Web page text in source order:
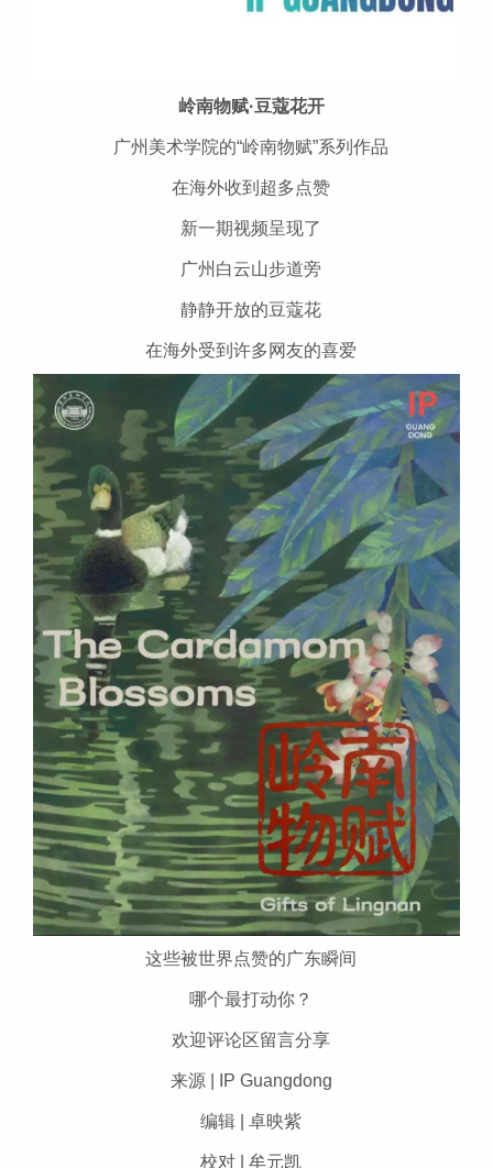
岭南物赋·豆蔻花开
广州美术学院的“岭南物赋”系列作品
在海外收到超多点赞
新一期视频呈现了
广州白云山步道旁
静静开放的豆蔻花
在海外受到许多网友的喜爱
这些被世界点赞的广东瞬间
哪个最打动你？
欢迎评论区留言分享
来源 | IP Guangdong
编辑 | 卓映紫
校对 | 牟元凯